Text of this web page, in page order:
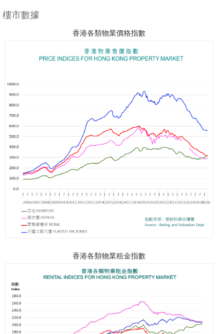
樓市數據
香港各類物業價格指數
香港各類物業租金指數